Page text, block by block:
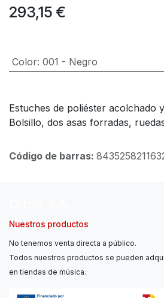
293,15 €
Color: 001 - Negro
Estuches de poliéster acolchado
Bolsillo, dos asas forradas,
Código de barras:
Nuestros productos
No tenemos venta directa a público.
Todos nuestros productos se pueden
en tiendas de música.